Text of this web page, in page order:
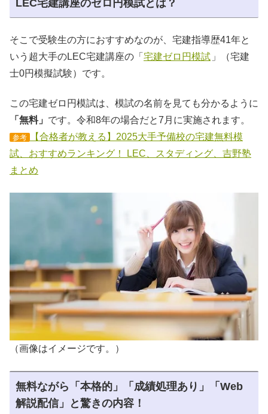
LEC宅建講座のゼロ円模試とは？
そこで受験生の方におすすめなのが、宅建指導歴41年と
いう超大手のLEC宅建講座の「 宅建ゼロ円模試 」（宅建
士0円模擬試験）です。
この宅建ゼロ円模試は、模試の名前を見ても分かるように
「無料」 です。令和8年の場合だと7月に実施されます。
参考
【合格者が教える】2025大手予備校の宅建無料模
試、おすすめランキング！ LEC、スタディング、吉野塾
まとめ
（画像はイメージです。）
無料ながら「本格的」「成績処理あり」「Web
解説配信」と驚きの内容！